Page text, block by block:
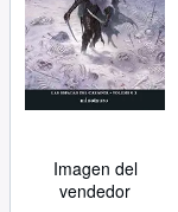
Imagen del
vendedor